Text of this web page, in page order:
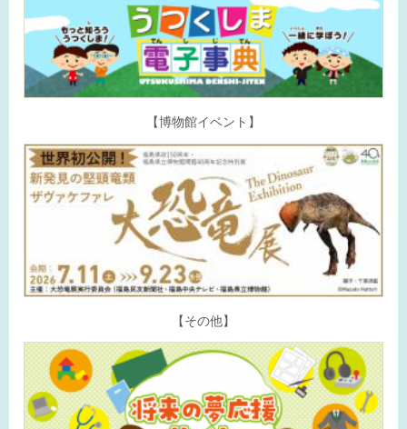
【博物館イベント】
【その他】